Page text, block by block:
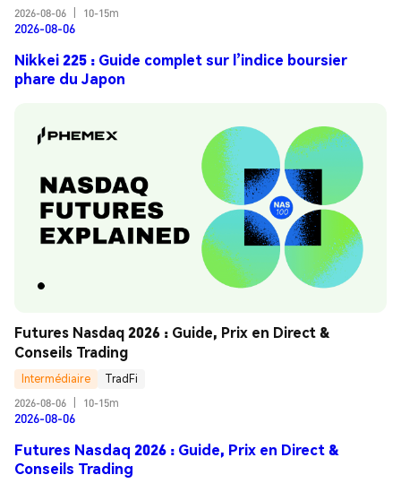
2026-08-06
10-15m
2026-08-06
Nikkei 225 : Guide complet sur l’indice boursier
phare du Japon
Futures Nasdaq 2026 : Guide, Prix en Direct &
Conseils Trading
Intermédiaire
TradFi
2026-08-06
10-15m
2026-08-06
Futures Nasdaq 2026 : Guide, Prix en Direct &
Conseils Trading